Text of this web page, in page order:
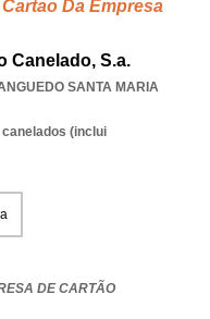
Da Empresa
Canelado, S.a.
SANTA MARIA
(inclui
DE CARTÃO